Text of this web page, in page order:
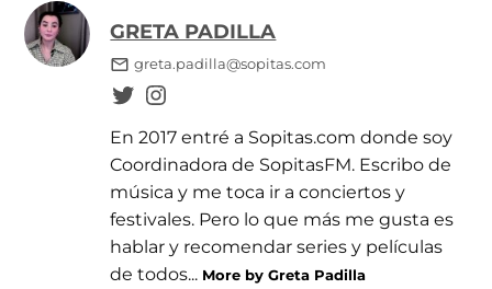
GRETA PADILLA
greta.padilla@sopitas.com
En 2017 entré a Sopitas.com donde soy
Coordinadora de SopitasFM. Escribo de
música y me toca ir a conciertos y
festivales. Pero lo que más me gusta es
hablar y recomendar series y películas
de todos... More by Greta Padilla